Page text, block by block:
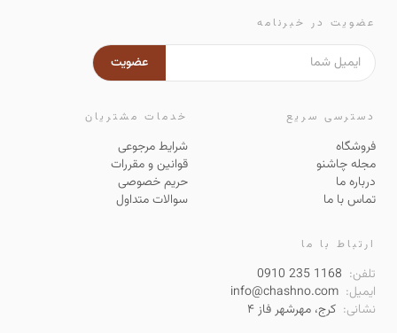
عضویت در خبرنامه
عضویت
دسترسی سریع
فروشگاه
مجله چاشنو
درباره ما
تماس با ما
خدمات مشتریان
شرایط مرجوعی
قوانین و مقررات
حریم خصوصی
سوالات متداول
ارتباط با ما
تلفن: 0910 235 1168
ایمیل: info@chashno.com
نشانی: کرج، مهرشهر فاز ۴